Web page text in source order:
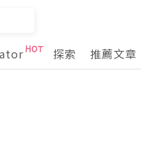
探索 推薦文章